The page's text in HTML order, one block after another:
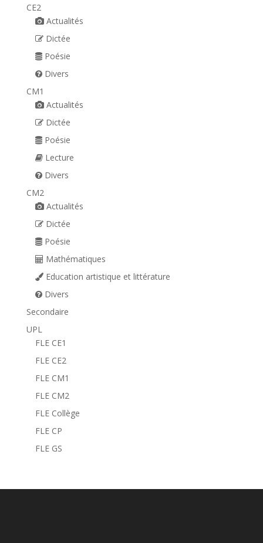
CE2
Actualités
Dictée
Poésie
Divers
CM1
Actualités
Dictée
Poésie
Lecture
Divers
CM2
Actualités
Dictée
Poésie
Mathématiques
Education artistique et littérature
Divers
Secondaire
UPL
FLE CE1
FLE CE2
FLE CM1
FLE CM2
FLE Collège
FLE CP
FLE GS